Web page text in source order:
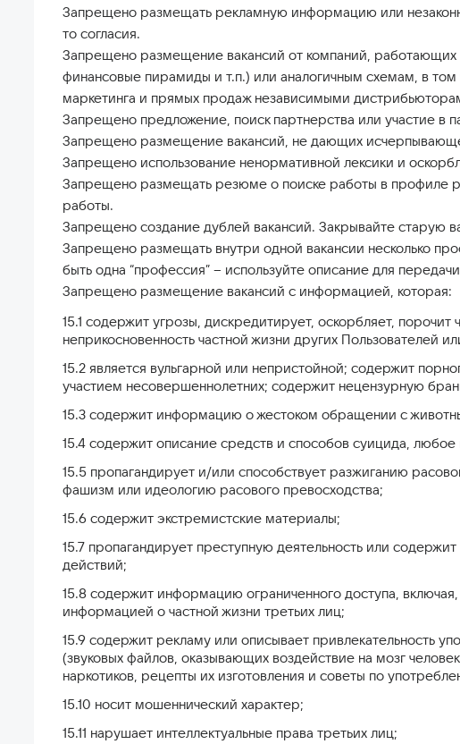
Запрещено размещать рекламную информацию или
то согласия.
Запрещено размещение вакансий от компаний, работающих
финансовые пирамиды и т.п.) или аналогичным схемам, в
маркетинга и прямых продаж независимыми
Запрещено предложение, поиск партнерства или участие в
Запрещено размещение вакансий, не дающих
Запрещено использование ненормативной лексики и
Запрещено размещать резюме о поиске работы в профиле
работы.
Запрещено создание дублей вакансий. Закрывайте старую
Запрещено размещать внутри одной вакансии несколько
быть одна “профессия” – используйте описание для
Запрещено размещение вакансий с информацией, которая:
15.1 содержит угрозы, дискредитирует, оскорбляет,
неприкосновенность частной жизни других Пользователей
15.2 является вульгарной или непристойной; содержит
участием несовершеннолетних; содержит нецензурную
15.3 содержит информацию о жестоком обращении с
15.4 содержит описание средств и способов суицида,
15.5 пропагандирует и/или способствует разжиганию
фашизм или идеологию расового превосходства;
15.6 содержит экстремистские материалы;
15.7 пропагандирует преступную деятельность или
действий;
15.8 содержит информацию ограниченного доступа,
информацией о частной жизни третьих лиц;
15.9 содержит рекламу или описывает привлекательность
(звуковых файлов, оказывающих воздействие на мозг
наркотиков, рецепты их изготовления и советы по
15.10 носит мошеннический характер;
15.11 нарушает интеллектуальные права третьих лиц;